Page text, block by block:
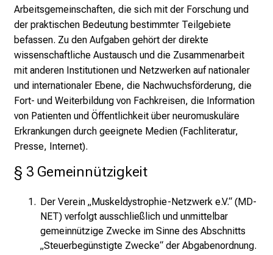
Arbeitsgemeinschaften, die sich mit der Forschung und
der praktischen Bedeutung bestimmter Teilgebiete
befassen. Zu den Aufgaben gehört der direkte
wissenschaftliche Austausch und die Zusammenarbeit
mit anderen Institutionen und Netzwerken auf nationaler
und internationaler Ebene, die Nachwuchsförderung, die
Fort- und Weiterbildung von Fachkreisen, die Information
von Patienten und Öffentlichkeit über neuromuskuläre
Erkrankungen durch geeignete Medien (Fachliteratur,
Presse, Internet).
§ 3 Gemeinnützigkeit
Der Verein „Muskeldystrophie-Netzwerk e.V.“ (MD-
NET) verfolgt ausschließlich und unmittelbar
gemeinnützige Zwecke im Sinne des Abschnitts
„Steuerbegünstigte Zwecke“ der Abgabenordnung.